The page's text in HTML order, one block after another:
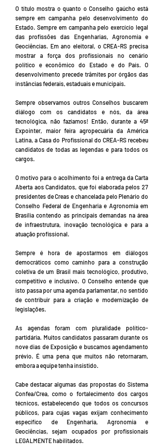
O título mostra o quanto o Conselho gaúcho está
sempre em campanha pelo desenvolvimento do
Estado. Sempre em campanha pelo exercício legal
das profissões das Engenharias, Agronomia e
Geociências. Em ano eleitoral, o CREA-RS precisa
mostrar a força dos profissionais no cenário
político e econômico do Estado e do País. O
desenvolvimento precede trâmites por órgãos das
instâncias federais, estaduais e municipais.
Sempre observamos outros Conselhos buscarem
diálogo com os candidatos e nós, da área
tecnológica, não fazíamos! Então, durante a 45ª
Expointer, maior feira agropecuária da América
Latina, a Casa do Profissional do CREA-RS recebeu
candidatos de todas as legendas e para todos os
cargos.
O motivo para o acolhimento foi a entrega da Carta
Aberta aos Candidatos, que foi elaborada pelos 27
presidentes de Creas e chancelada pelo Plenário do
Conselho Federal de Engenharia e Agronomia em
Brasília contendo as principais demandas na área
de infraestrutura, inovação tecnológica e para a
atuação profissional.
Sempre é hora de apostarmos em diálogos
democráticos como caminho para a construção
coletiva de um Brasil mais tecnológico, produtivo,
competitivo e inclusivo. O Conselho entende que
isto passa por uma agenda parlamentar, no sentido
de contribuir para a criação e modernização de
legislações.
As agendas foram com pluralidade político-
partidária. Muitos candidatos passaram durante os
nove dias de Exposição e buscamos agendamento
prévio. É uma pena que muitos não retornaram,
embora a equipe tenha insistido.
Cabe destacar algumas das propostas do Sistema
Confea/Crea, como o fortalecimento dos cargos
técnicos, estabelecendo que todos os concursos
públicos, para cujas vagas exijam conhecimento
específico de Engenharia, Agronomia e
Geociências, sejam ocupados por profissionais
LEGALMENTE habilitados.